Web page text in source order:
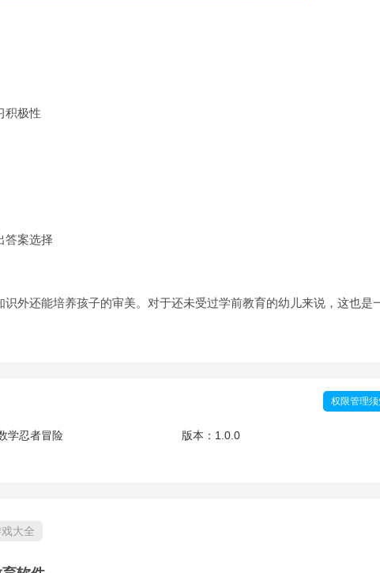
积极性
答案选择
外还能培养孩子的审美。对于还未受过学前教育的幼儿来说，这也是
权限管理
学忍者冒险 版本： 1.0.0
戏大全